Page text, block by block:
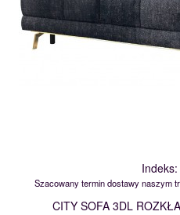
Indeks:
Szacowany termin dostawy naszym
CITY SOFA 3DL